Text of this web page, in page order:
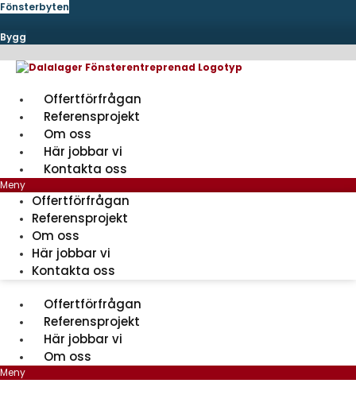
Hoppa
innehåll
Fönsterbyten
Bygg
Offertförfrågan
Referensprojekt
Om oss
Här jobbar vi
Kontakta oss
Meny
Offertförfrågan
Referensprojekt
Om oss
Här jobbar vi
Kontakta oss
Offertförfrågan
Referensprojekt
Här jobbar vi
Om oss
Meny